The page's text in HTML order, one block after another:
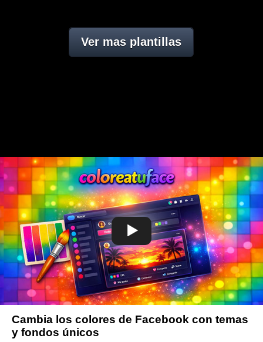
Ver mas plantillas
Cambia los colores de Facebook con temas
y fondos únicos